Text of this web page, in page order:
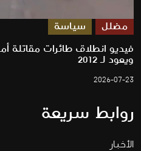
مضلل سياسة
فيديو انطلاق طائرات مقاتلة
ويعود لـ 2012
2026-07-23
روابط سريعة
الأخبار